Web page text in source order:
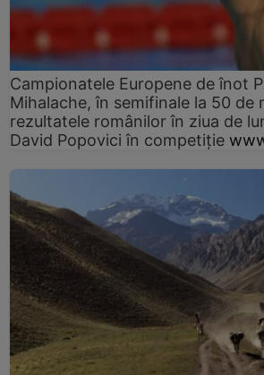
Campionatele Europene de înot
Mihalache, în semifinale la 50 de
rezultatele românilor în ziua de
David Popovici în competiție